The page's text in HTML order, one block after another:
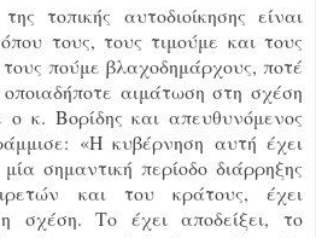
τοπικής αυτοδιοίκησης είναι
τους, τους τιμούμε και τους
πούμε βλαχοδημάρχους, ποτέ
αιμάτωση στη σχέση
κ. Βορίδης και απευθυνόμενος
«Η κυβέρνηση αυτή έχει
σημαντική περίοδο διάρρηξης
και του κράτους, έχει
σχέση. Το έχει αποδείξει, το